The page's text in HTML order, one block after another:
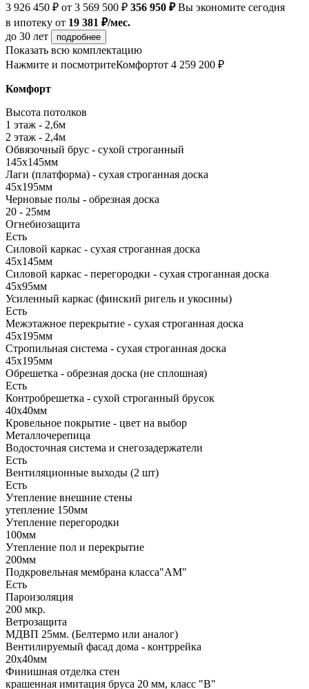
3 926 450 ₽ от 3 569 500 ₽ 356 950 ₽Вы экономите сегодня
в ипотеку от 19 381 ₽/мес.
до 30 лет
подробнее
Показать всю комплектацию
Нажмите и посмотритеКомфортот 4 259 200 ₽
Комфорт
Высота потолков
1 этаж - 2,6м
2 этаж - 2,4м
Обвязочный брус - сухой строганный
145х145мм
Лаги (платформа) - сухая строганная доска
45х195мм
Черновые полы - обрезная доска
20 - 25мм
Огнебиозащита
Есть
Силовой каркас - сухая строганная доска
45х145мм
Силовой каркас - перегородки - сухая строганная доска
45х95мм
Усиленный каркас (финский ригель и укосины)
Есть
Межэтажное перекрытие - сухая строганная доска
45х195мм
Стропильная система - сухая строганная доска
45х195мм
Обрешетка - обрезная доска (не сплошная)
Есть
Контробрешетка - сухой строганный брусок
40х40мм
Кровельное покрытие - цвет на выбор
Металлочерепица
Водосточная система и снегозадержатели
Есть
Вентиляционные выходы (2 шт)
Есть
Утепление внешние стены
утепление 150мм
Утепление перегородки
100мм
Утепление пол и перекрытие
200мм
Подкровельная мембрана класса"АМ"
Есть
Пароизоляция
200 мкр.
Ветрозащита
МДВП 25мм. (Белтермо или аналог)
Вентилируемый фасад дома - контррейка
20х40мм
Финишная отделка стен
крашенная имитация бруса 20 мм, класс "В"